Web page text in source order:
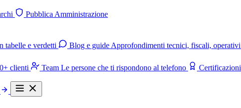
Pubblica Amministrazione
tabelle e verdetti Blog e guide Approfondimenti tecnici, fiscali, operativi
clienti Team Le persone che ti rispondono al telefono Certificazioni